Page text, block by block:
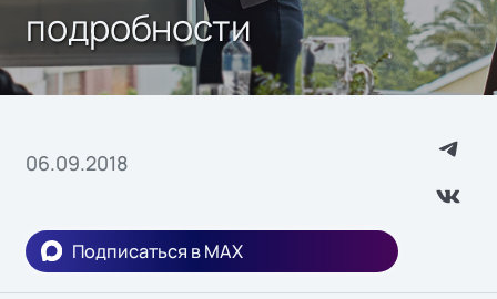
подробности
06.09.2018
Подписаться в MAX